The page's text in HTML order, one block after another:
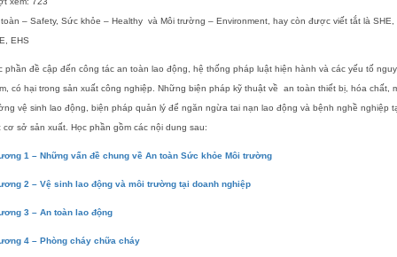
– Safety, Sức khỏe – Healthy và Môi trường – Environment, hay còn được viết tắt là SHE,
EHS
phần đề cập đến công tác an toàn lao động, hệ thống pháp luật hiện hành và các yếu tố nguy
có hại trong sản xuất công nghiệp. Những biện pháp kỹ thuật về an toàn thiết bị, hóa chất,
vệ sinh lao động, biện pháp quản lý để ngăn ngừa tai nạn lao động và bệnh nghề nghiệp
cơ sở sản xuất. Học phần gồm các nội dung sau:
1 – Những vấn đề chung về An toàn Sức khỏe Môi trường
2 – Vệ sinh lao động và môi trường tại doanh nghiệp
3 – An toàn lao động
4 – Phòng cháy chữa cháy